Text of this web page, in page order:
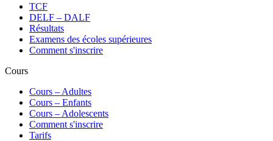
TCF
DELF – DALF
Résultats
Examens des écoles supérieures
Comment s'inscrire
Cours
Сours – Adultes
Cours – Enfants
Cours – Adolescents
Comment s'inscrire
Tarifs